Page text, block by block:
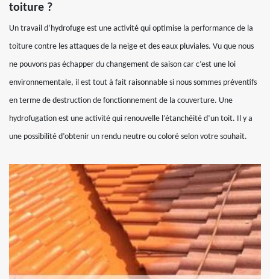
toiture ?
Un travail d’hydrofuge est une activité qui optimise la performance de la
toiture contre les attaques de la neige et des eaux pluviales. Vu que nous
ne pouvons pas échapper du changement de saison car c’est une loi
environnementale, il est tout à fait raisonnable si nous sommes préventifs
en terme de destruction de fonctionnement de la couverture. Une
hydrofugation est une activité qui renouvelle l’étanchéité d’un toit. Il y a
une possibilité d’obtenir un rendu neutre ou coloré selon votre souhait.